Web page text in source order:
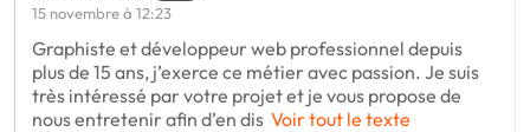
15 novembre à 12:23
Graphiste et développeur web professionnel depuis
plus de 15 ans, j’exerce ce métier avec passion. Je suis
très intéressé par votre projet et je vous propose de
nous entretenir afin d’en dis Voir tout le texte